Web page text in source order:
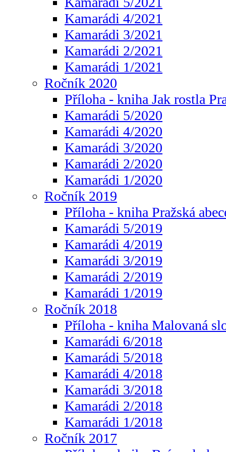
Kamarádi 4/2021
Kamarádi 3/2021
Kamarádi 2/2021
Kamarádi 1/2021
Ročník 2020
Příloha - kniha Jak rostla
Kamarádi 5/2020
Kamarádi 4/2020
Kamarádi 3/2020
Kamarádi 2/2020
Kamarádi 1/2020
Ročník 2019
Příloha - kniha Pražská
Kamarádi 5/2019
Kamarádi 4/2019
Kamarádi 3/2019
Kamarádi 2/2019
Kamarádi 1/2019
Ročník 2018
Příloha - kniha Malovaná
Kamarádi 6/2018
Kamarádi 5/2018
Kamarádi 4/2018
Kamarádi 3/2018
Kamarádi 2/2018
Kamarádi 1/2018
Ročník 2017